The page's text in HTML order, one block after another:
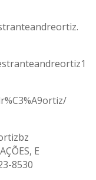
E
8530